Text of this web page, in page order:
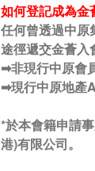
如何登記成為金
任何曾透過中原
途徑遞交金薈入
➡非現行中原會
➡現行中原地產
*於本會籍申請
港)有限公司。